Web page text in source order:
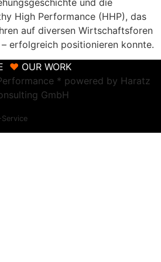
und die
High Performance (HHP), das
auf diversen Wirtschaftsforen
erfolgreich positionieren konnte.
♥ OUR WORK
* powered by Haratz
GmbH